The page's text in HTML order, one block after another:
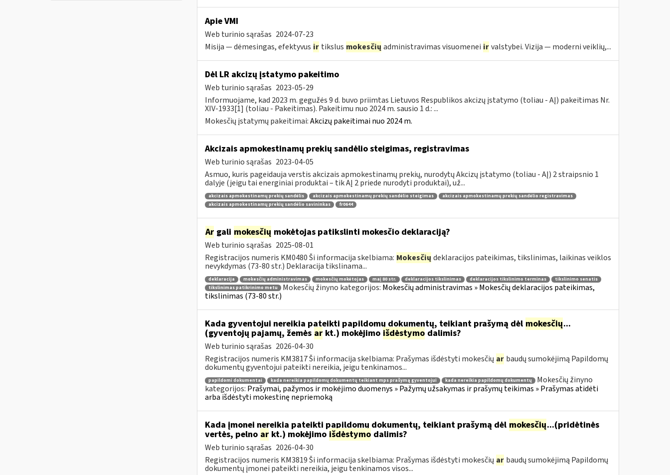
Apie VMI
Web turinio sąrašas 2024-07-23
Misija — dėmesingas, efektyvus ir tikslus mokesčių administravimas visuomenei ir valstybei. Vizija — moderni veiklių,...
Dėl LR akcizų įstatymo pakeitimo
Web turinio sąrašas 2023-05-29
Informuojame, kad 2023 m. gegužės 9 d. buvo priimtas Lietuvos Respublikos akcizų įstatymo (toliau - AĮ) pakeitimas Nr.
XIV-1933[1] (toliau - Pakeitimas). Pakeitimu nuo 2024 m. sausio 1 d.: ...
Mokesčių įstatymų pakeitimai:Akcizų pakeitimai nuo 2024 m.
Akcizais apmokestinamų prekių sandėlio steigimas, registravimas
Web turinio sąrašas 2023-04-05
Asmuo, kuris pageidauja verstis akcizais apmokestinamų prekių, nurodytų Akcizų įstatymo (toliau - AĮ) 2 straipsnio 1
dalyje (jeigu tai energiniai produktai – tik AĮ 2 priede nurodyti produktai), už...
akcizais apmokestinamų prekių sandėlis akcizais apmokestinamų prekių sandėlio steigimas
akcizais apmokestinamų prekių sandėlio registravimas
akcizais apmokestinamų prekių sandėlio savininkas
fr0644
Argali mokesčių mokėtojas patikslinti mokesčio deklaraciją?
Web turinio sąrašas 2025-08-01
Registracijos numeris KM0480 Ši informacija skelbiama: Mokesčių deklaracijos pateikimas, tikslinimas, laikinas veiklos
nevykdymas (73-80 str.) Deklaracija tikslinama...
deklaracija mokesčių administravimas mokesčių mokėtojas maį 80 str. deklaracijos tikslinimas deklaracijos tikslinimo terminas
tikslinimo senatis
tikslinimas patikrinimo metu
Mokesčių žinyno kategorijos: Mokesčių administravimas » Mokesčių deklaracijos pateikimas,
tikslinimas (73-80 str.)
Kada gyventojui nereikia pateikti papildomų dokumentų, teikiant prašymą dėl mokesčių...
(gyventojų pajamų, žemės arkt.) mokėjimo išdėstymo dalimis?
Web turinio sąrašas 2026-04-30
Registracijos numeris KM3817 Ši informacija skelbiama: Prašymas išdėstyti mokesčių ar baudų sumokėjimą Papildomų
dokumentų gyventojui pateikti nereikia, jeigu tenkinamos...
papildomi dokumentai kada nereikia papildomų dokumentų teikiant mps prašymą gyventojui kada nereikia papildomų dokumentų
Mokesčių žinyno
kategorijos: Prašymai, pažymos ir mokėjimo duomenys » Pažymų užsakymas ir prašymų teikimas » Prašymas atidėti
arba išdėstyti mokestinę nepriemoką
Kada įmonei nereikia pateikti papildomų dokumentų, teikiant prašymą dėl mokesčių...(pridėtinės
vertės, pelno arkt.) mokėjimo išdėstymo dalimis?
Web turinio sąrašas 2026-04-30
Registracijos numeris KM3819 Ši informacija skelbiama: Prašymas išdėstyti mokesčių ar baudų sumokėjimą Papildomų
dokumentų įmonei pateikti nereikia, jeigu tenkinamos visos...